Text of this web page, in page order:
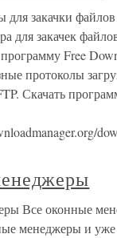
для закачки
для закачек
Free
протоколы
Скачать
Все оконные
менеджеры и